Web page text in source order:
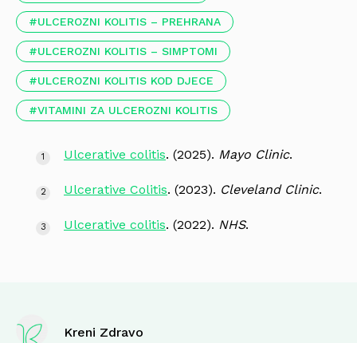
ULCEROZNI KOLITIS – PREHRANA
ULCEROZNI KOLITIS – SIMPTOMI
ULCEROZNI KOLITIS KOD DJECE
VITAMINI ZA ULCEROZNI KOLITIS
Ulcerative colitis. (2025). Mayo Clinic.
Ulcerative Colitis. (2023). Cleveland Clinic.
Ulcerative colitis. (2022). NHS.
Kreni Zdravo